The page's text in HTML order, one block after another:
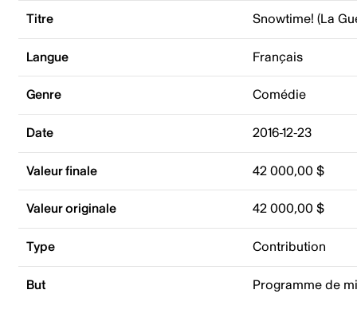
Titre Snowtime! (La
Langue Français
Genre Comédie
Date 2016-12-23
Valeur finale 42 000,00 $
Valeur originale 42 000,00 $
Type Contribution
But Programme de